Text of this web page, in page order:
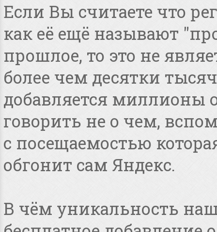
Если Вы считаете что
как её ещё называют
прошлое, то это не
более чем десятки
добавляется миллионы
говорить не о чем,
с посещаемостью
обгонит сам Яндекс.
В чём уникальность